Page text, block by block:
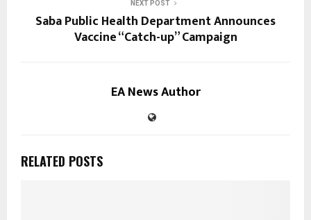
NEXT POST
Saba Public Health Department Announces
Vaccine “Catch-up” Campaign
EA News Author
RELATED POSTS